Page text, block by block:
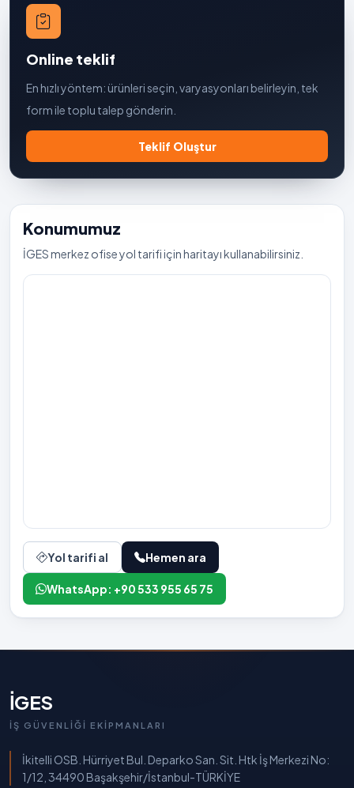
Online teklif
En hızlı yöntem: ürünleri seçin, varyasyonları belirleyin, tek
form ile toplu talep gönderin.
Teklif Oluştur
Konumumuz
İGES merkez ofise yol tarifi için haritayı kullanabilirsiniz.
Yol tarifi al Hemen ara
WhatsApp: +90 533 955 65 75
İGES
İŞ GÜVENLIĞI EKIPMANLARI
İkitelli OSB. Hürriyet Bul. Deparko San. Sit. Htk İş Merkezi No:
1/12, 34490 Başakşehir/İstanbul-TÜRKİYE